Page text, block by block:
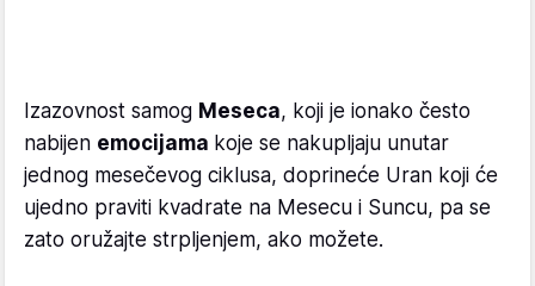
Izazovnost samog Meseca, koji je ionako često
nabijen emocijama koje se nakupljaju unutar
jednog mesečevog ciklusa, doprineće Uran koji će
ujedno praviti kvadrate na Mesecu i Suncu, pa se
zato oružajte strpljenjem, ako možete.